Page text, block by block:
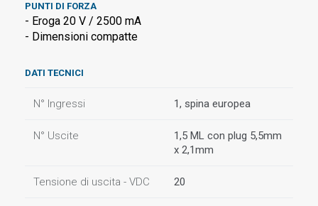
PUNTI DI FORZA
- Eroga 20 V / 2500 mA
- Dimensioni compatte
DATI TECNICI
N° Ingressi 1, spina europea
N° Uscite
1,5 ML con plug 5,5mm
x 2,1mm
Tensione di uscita - VDC 20